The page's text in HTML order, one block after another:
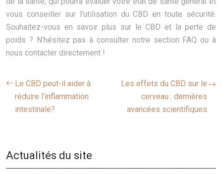
vous conseiller sur l’utilisation du CBD en toute sécurité.
Souhaitez-vous en savoir plus sur le CBD et la perte de
poids ? N’hésitez pas à consulter notre section FAQ ou à
nous contacter directement !
Le CBD peut-il aider à
réduire l’inflammation
intestinale?
Les effets du CBD sur le
cerveau : dernières
avancées scientifiques
Actualités du site